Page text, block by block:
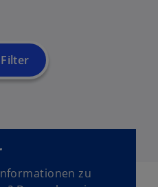
Filter
zu